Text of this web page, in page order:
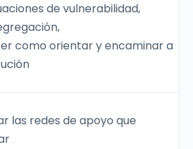
de vulnerabilidad,
como orientar y encaminar a
las redes de apoyo que